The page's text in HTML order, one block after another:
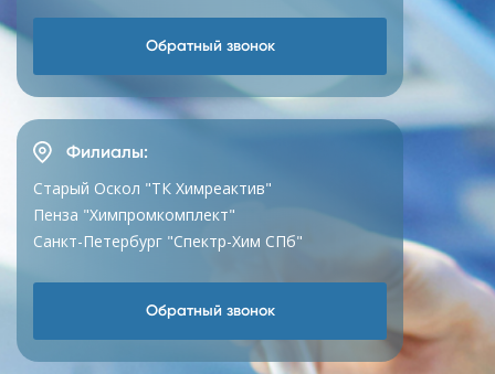
Обратный звонок
Филиалы:
Старый Оскол "ТК Химреактив"
Пенза "Химпромкомплект"
Санкт-Петербург "Спектр-Хим СПб"
Обратный звонок